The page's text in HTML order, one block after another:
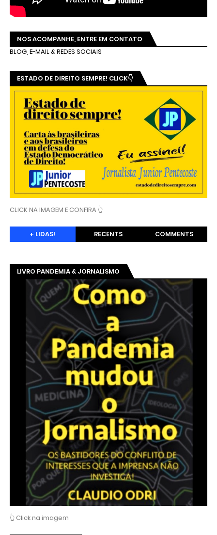
NOS ACOMPANHE, ENTRE EM CONTATO
BLOG, E-MAIL & REDES SOCIAIS
ESTADO DE DIREITO SEMPRE! CLICK👇
CLICK NA IMAGEM E CONFIRA 👆
+ LIDAS! RECENTS COMMENTS
LIVRO PANDEMIA & JORNALISMO
👆 Click na imagem